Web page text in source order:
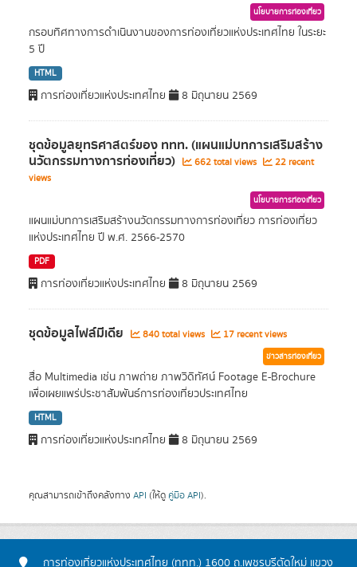
นโยบายการท่องเที่ยว
กรอบทิศทางการดำเนินงานของการท่องเที่ยวแห่งประเทศไทย ในระยะ
5 ปี
HTML
การท่องเที่ยวแห่งประเทศไทย 8 มิถุนายน 2569
ชุดข้อมูลยุทธศาสตร์ของ ททท. (แผนแม่บทการเสริมสร้าง
นวัตกรรมทางการท่องเที่ยว) 662 total views
22 recent
views
นโยบายการท่องเที่ยว
แผนแม่บทการเสริมสร้างนวัตกรรมทางการท่องเที่ยว การท่องเที่ยว
แห่งประเทศไทย ปี พ.ศ. 2566-2570
PDF
การท่องเที่ยวแห่งประเทศไทย 8 มิถุนายน 2569
ชุดข้อมูลไฟล์มีเดีย 840 total views 17 recent views
ข่าวสารท่องเที่ยว
สื่อ Multimedia เช่น ภาพถ่าย ภาพวิดิทัศน์ Footage E-Brochure
เพื่อเผยแพร่ประชาสัมพันธ์การท่องเที่ยวประเทศไทย
HTML
การท่องเที่ยวแห่งประเทศไทย 8 มิถุนายน 2569
คุณสามารถเข้าถึงคลังทาง API (ให้ดู คู่มือ API).
การท่องเที่ยวแห่งประเทศไทย (ททท.) 1600 ถ.เพชรบุรีตัดใหม่ แขวง